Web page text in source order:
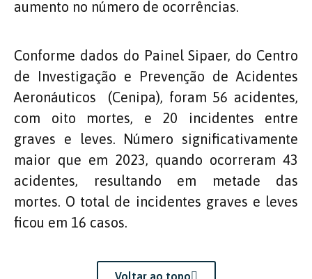
aumento no número de ocorrências.
Conforme dados do Painel Sipaer, do Centro
de Investigação e Prevenção de Acidentes
Aeronáuticos (Cenipa), foram 56 acidentes,
com oito mortes, e 20 incidentes entre
graves e leves. Número significativamente
maior que em 2023, quando ocorreram 43
acidentes, resultando em metade das
mortes. O total de incidentes graves e leves
ficou em 16 casos.
Voltar ao topo